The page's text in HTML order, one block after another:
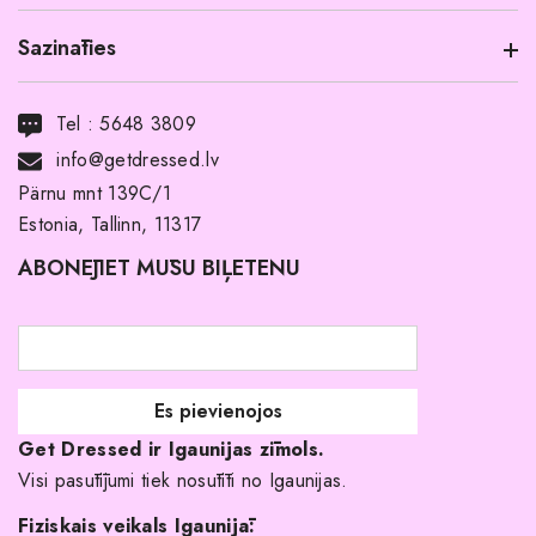
Informācija par produktu
Noma ar pirkuma tiesībām
Par mums
Pirkuma noteikumi un nosacījumi
Atgriešanas politika
Līgavas družiņu kleitas
Veikali
Kāpēc izvēlēties mūs?
Sazināties
Tel :5648 3809
info@getdressed.lv
Pärnu mnt 139C/1
Estonia, Tallinn, 11317
ABONĒJIET MŪSU BIĻETENU
Get Dressed ir Igaunijas zīmols.
Visi pasūtījumi tiek nosūtīti no Igaunijas.
Fiziskais veikals Igaunijā: